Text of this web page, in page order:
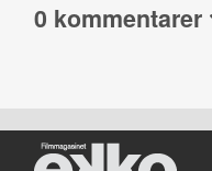
0 kommentarer